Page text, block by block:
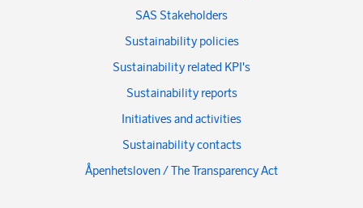
SAS Stakeholders
Sustainability policies
Sustainability related KPI's
Sustainability reports
Initiatives and activities
Sustainability contacts
Åpenhetsloven / The Transparency Act